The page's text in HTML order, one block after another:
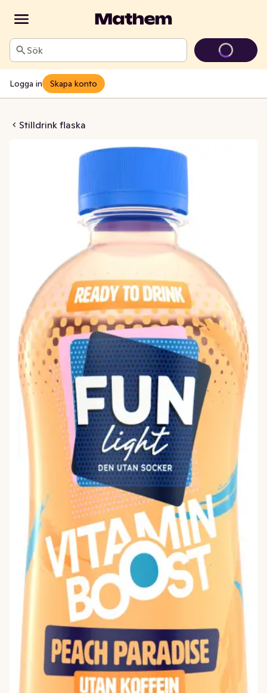
Sök
Logga in Skapa konto
Stilldrink flaska
Paradise Drickfärdig